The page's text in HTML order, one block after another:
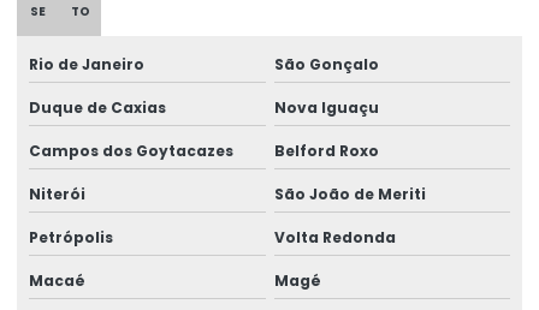
Etiqueta Termica Para Impressora
Etiqueta Térmica Para Impressora Térmica
Etiqueta Termo Transfer Para Impressoras
Etiquetas Adesivas
Etiquetas Adesivas Com Acabamento Especializado
Etiquetas Adesivas Couchê
Etiquetas Adesivas Couchê Fosco
SE TO
Rio de Janeiro São Gonçalo
Duque de Caxias Nova Iguaçu
Campos dos Goytacazes Belford Roxo
Niterói São João de Meriti
Petrópolis Volta Redonda
Macaé Magé